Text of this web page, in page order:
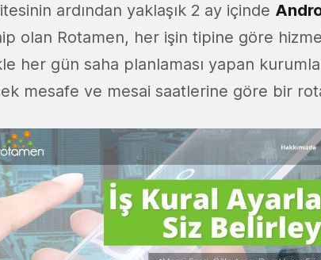
ardından yaklaşık 2 ay içinde
olan Rotamen, her işin tipine göre
her gün saha planlaması yapan
mesafe ve mesai saatlerine göre bir